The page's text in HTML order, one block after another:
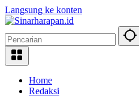
Langsung ke konten
Home
Redaksi